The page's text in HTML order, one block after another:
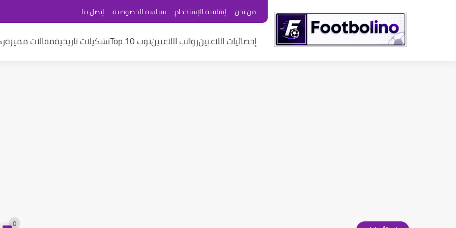
من نحن إتفاقية الإستخدام سياسة الخصوصية إتصل بنا
إحصائيات اللاعبينرواتب اللاعبينتوب 10 Top تشكيلات تاريخيةمقالات مميزة
0